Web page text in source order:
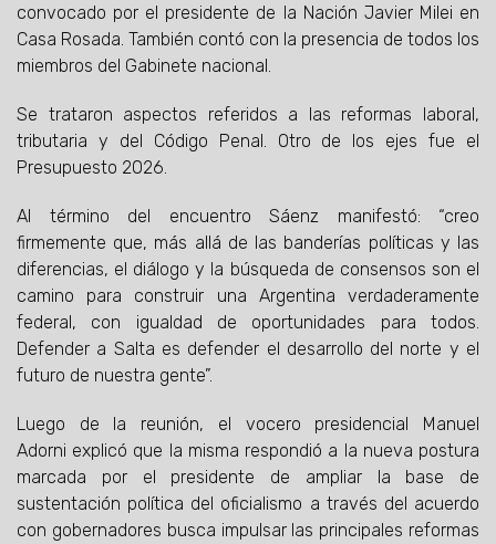
convocado por el presidente de la Nación Javier Milei en
Casa Rosada. También contó con la presencia de todos los
miembros del Gabinete nacional.
Se trataron aspectos referidos a las reformas laboral,
tributaria y del Código Penal. Otro de los ejes fue el
Presupuesto 2026.
Al término del encuentro Sáenz manifestó: “creo
firmemente que, más allá de las banderías políticas y las
diferencias, el diálogo y la búsqueda de consensos son el
camino para construir una Argentina verdaderamente
federal, con igualdad de oportunidades para todos.
Defender a Salta es defender el desarrollo del norte y el
futuro de nuestra gente”.
Luego de la reunión, el vocero presidencial Manuel
Adorni explicó que la misma respondió a la nueva postura
marcada por el presidente de ampliar la base de
sustentación política del oficialismo a través del acuerdo
con gobernadores busca impulsar las principales reformas